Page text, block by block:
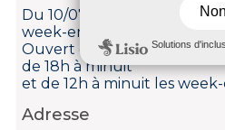
Du 10/07 au 01/11 le
week-ends.
Ouvert du mercredi au
de 18h à minuit
et de 12h à minuit les
Adresse